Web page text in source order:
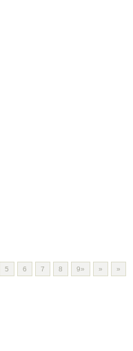
5 6 7 8 9» » »